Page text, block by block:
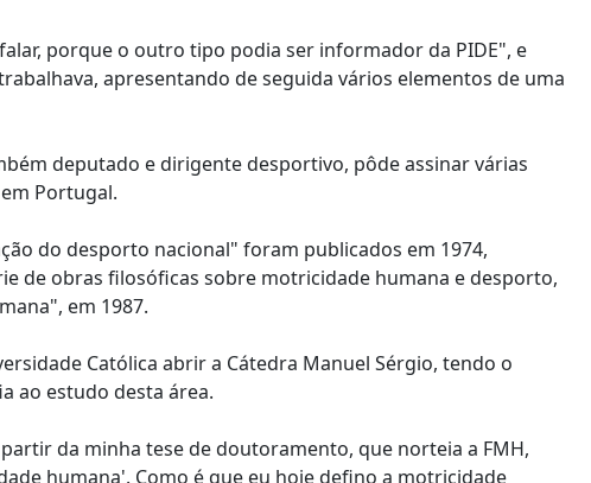
porque o outro tipo podia ser informador da PIDE", e
apresentando de seguida vários elementos de uma
deputado e dirigente desportivo, pôde assinar várias
Portugal.
do desporto nacional" foram publicados em 1974,
de obras filosóficas sobre motricidade humana e desporto,
em 1987.
Católica abrir a Cátedra Manuel Sérgio, tendo o
ao estudo desta área.
da minha tese de doutoramento, que norteia a FMH,
humana'. Como é que eu hoje defino a motricidade